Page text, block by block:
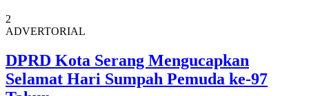
2
ADVERTORIAL
DPRD Kota Serang Mengucapkan
Selamat Hari Sumpah Pemuda ke-97